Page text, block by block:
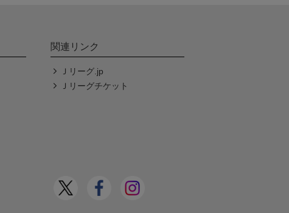
関連リンク
Ｊリーグ.jp
Ｊリーグチケット